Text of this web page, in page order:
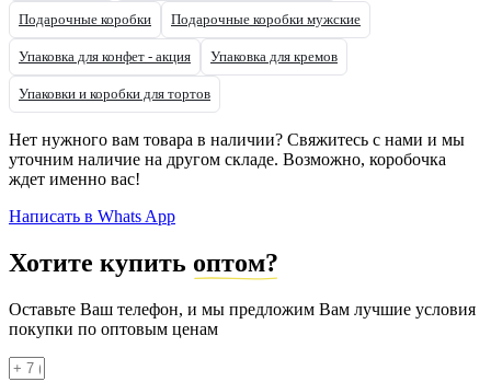
Подарочные коробки Подарочные коробки мужские
Упаковка для конфет - акция Упаковка для кремов
Упаковки и коробки для тортов
Нет нужного вам товара в наличии? Свяжитесь с нами и мы
уточним наличие на другом складе. Возможно, коробочка
ждет именно вас!
Написать в Whats App
Хотите купить оптом?
Оставьте Ваш телефон, и мы предложим Вам лучшие условия
покупки по оптовым ценам